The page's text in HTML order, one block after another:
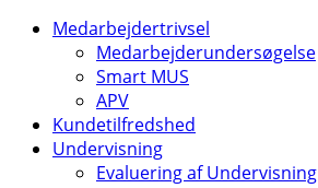
Medarbejdertrivsel
Medarbejderundersøgelse
Smart MUS
APV
Kundetilfredshed
Undervisning
Evaluering af Undervisning